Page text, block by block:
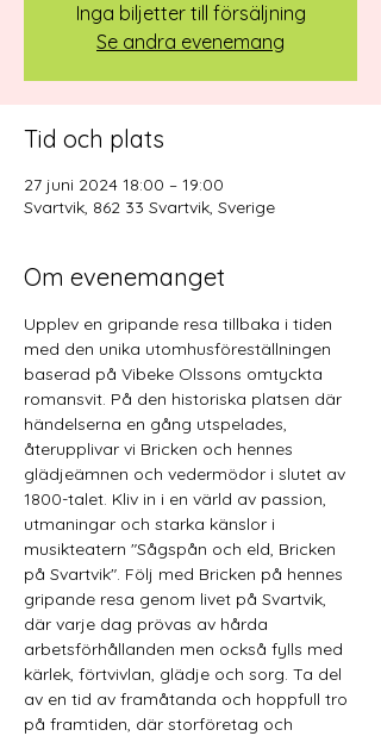
Inga biljetter till försäljning
Se andra evenemang
Tid och plats
27 juni 2024 18:00 – 19:00
Svartvik, 862 33 Svartvik, Sverige
Om evenemanget
Upplev en gripande resa tillbaka i tiden
med den unika utomhusföreställningen
baserad på Vibeke Olssons omtyckta
romansvit. På den historiska platsen där
händelserna en gång utspelades,
återupplivar vi Bricken och hennes
glädjeämnen och vedermödor i slutet av
1800-talet. Kliv in i en värld av passion,
utmaningar och starka känslor i
musikteatern "Sågspån och eld, Bricken
på Svartvik". Följ med Bricken på hennes
gripande resa genom livet på Svartvik,
där varje dag prövas av hårda
arbetsförhållanden men också fylls med
kärlek, förtvivlan, glädje och sorg. Ta del
av en tid av framåtanda och hoppfull tro
på framtiden, där storföretag och